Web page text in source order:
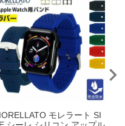
モレラート SI